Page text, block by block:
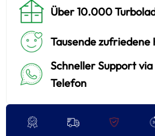
Über 10.000
Tausende zufriedene
Schneller Support
Telefon